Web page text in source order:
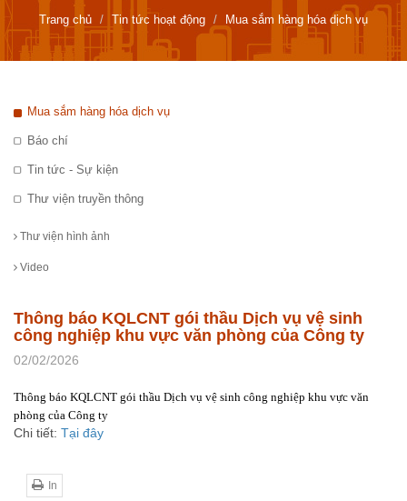
Trang chủ Tin tức hoạt động Mua sắm hàng hóa dịch vụ
Mua sắm hàng hóa dịch vụ
Báo chí
Tin tức - Sự kiện
Thư viện truyền thông
Thư viện hình ảnh
Video
Thông báo KQLCNT gói thầu Dịch vụ vệ sinh
công nghiệp khu vực văn phòng của Công ty
02/02/2026
Thông báo KQLCNT gói thầu Dịch vụ vệ sinh công nghiệp khu vực văn
phòng của Công ty
Chi tiết: Tại đây
In